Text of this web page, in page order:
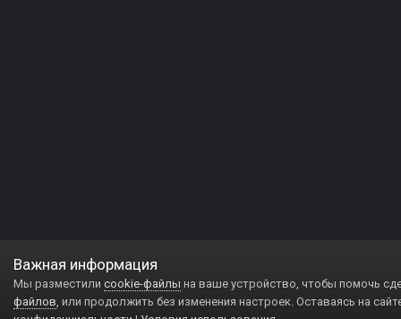
Важная информация
Мы разместили cookie-файлы на ваше устройство, чтобы помочь
файлов, или продолжить без изменения настроек. Оставаясь на